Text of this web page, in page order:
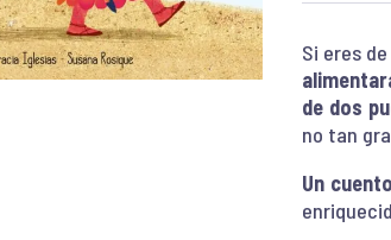
Si eres
de dos
no tan
Un